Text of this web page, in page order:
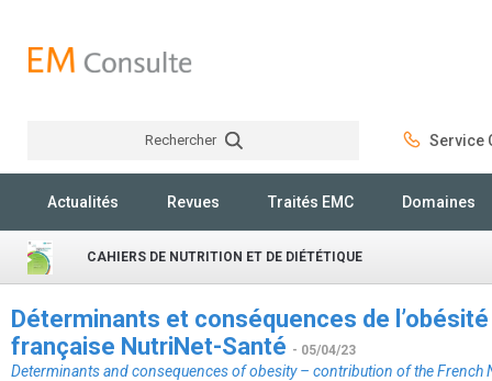
Rechercher Service
Actualités Revues Traités EMC Domaines
CAHIERS DE NUTRITION ET DE DIÉTÉTIQUE
Déterminants et conséquences de
française NutriNet-Santé - 05/04/23
Determinants and consequences of obesity – contribution of the French